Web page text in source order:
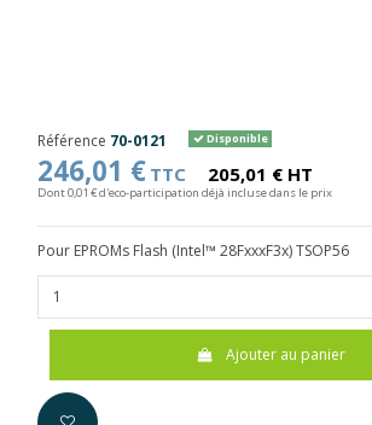
Référence 70-0121 Disponible
246,01 € TTC 205,01 € HT
Dont 0,01 € d'eco-participation déjà incluse dans le prix
Pour EPROMs Flash (Intel™ 28FxxxF3x) TSOP56
Ajouter au panier